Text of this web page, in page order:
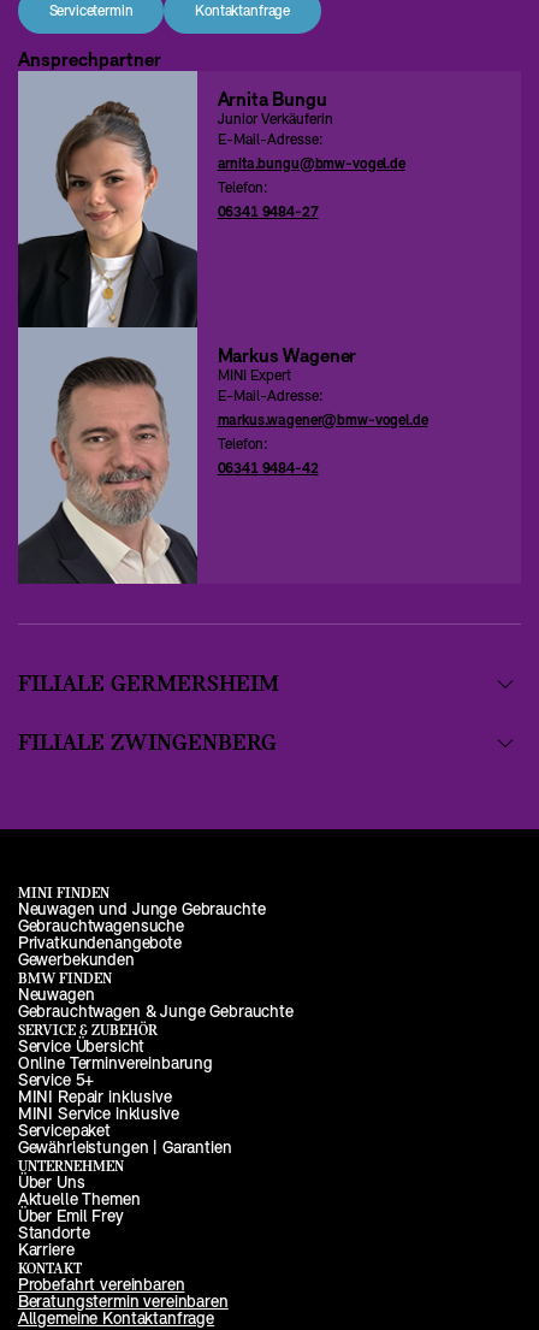
Servicetermin Kontaktanfrage
Ansprechpartner
Arnita Bungu
Junior Verkäuferin
E-Mail-Adresse:
arnita.bungu@bmw-vogel.de
Telefon:
06341 9484-27
Markus Wagener
MINI Expert
E-Mail-Adresse:
markus.wagener@bmw-vogel.de
Telefon:
06341 9484-42
FILIALE GERMERSHEIM
FILIALE ZWINGENBERG
MINI FINDEN
Neuwagen und Junge Gebrauchte
Gebrauchtwagensuche
Privatkundenangebote
Gewerbekunden
BMW FINDEN
Neuwagen
Gebrauchtwagen & Junge Gebrauchte
SERVICE & ZUBEHÖR
Service Übersicht
Online Terminvereinbarung
Service 5+
MINI Repair inklusive
MINI Service inklusive
Servicepaket
Gewährleistungen | Garantien
UNTERNEHMEN
Über Uns
Aktuelle Themen
Über Emil Frey
Standorte
Karriere
KONTAKT
Probefahrt vereinbaren
Beratungstermin vereinbaren
Allgemeine Kontaktanfrage